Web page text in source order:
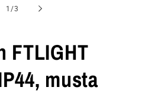
1 //3
FTLIGHT
musta